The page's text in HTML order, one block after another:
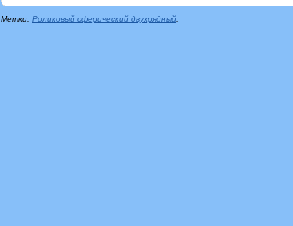
Метки: Роликовый сферический двухрядный